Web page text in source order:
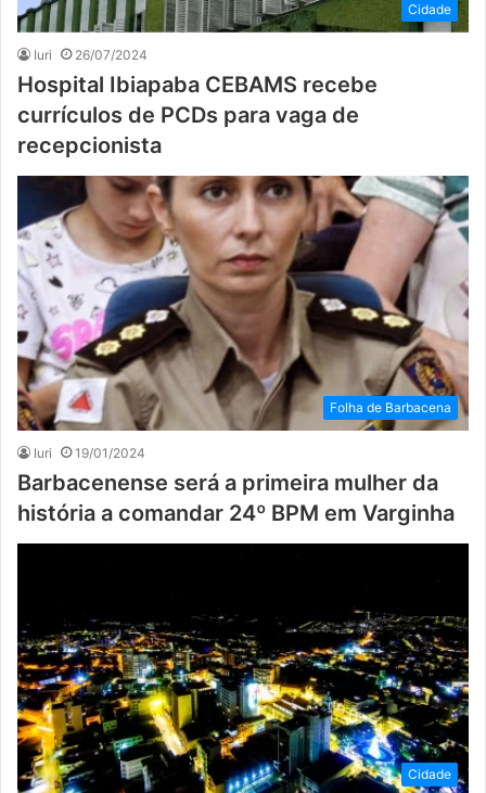
Cidade
Iuri 26/07/2024
Hospital Ibiapaba CEBAMS recebe
currículos de PCDs para vaga de
recepcionista
Folha de Barbacena
Iuri 19/01/2024
Barbacenense será a primeira mulher da
história a comandar 24º BPM em Varginha
Cidade